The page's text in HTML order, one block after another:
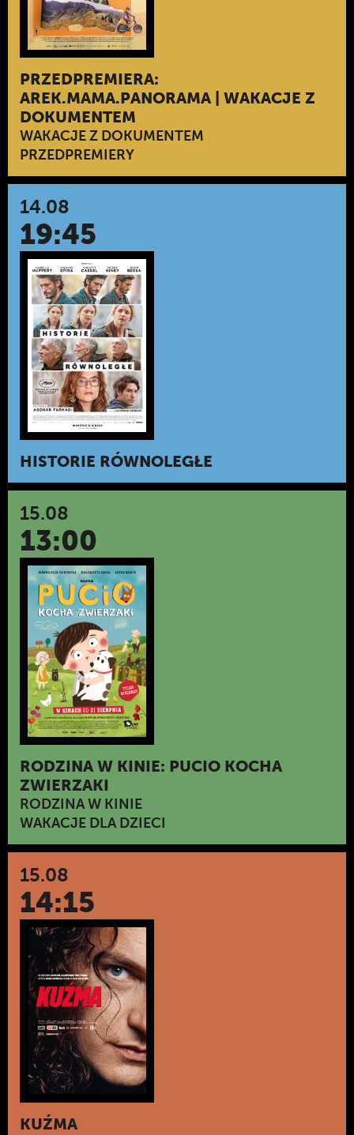
PRZEDPREMIERA:
AREK.MAMA.PANORAMA | WAKACJE Z
DOKUMENTEM
WAKACJE Z DOKUMENTEM
PRZEDPREMIERY
14.08
19:45
HISTORIE RÓWNOLEGŁE
15.08
13:00
RODZINA W KINIE: PUCIO KOCHA
ZWIERZAKI
RODZINA W KINIE
WAKACJE DLA DZIECI
15.08
14:15
KUŹMA